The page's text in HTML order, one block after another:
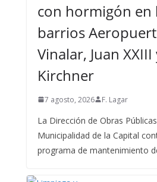
con hormigón en
barrios
Vinalar, Juan
Kirchner
7 agosto, 2026 F. Lagar
La Dirección de Obras
Municipalidad de la Capital
programa de mantenimiento